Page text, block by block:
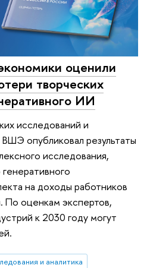
оценили
творческих
ИИ
исследований и
опубликовал результаты
исследования,
на доходы работников
По оценкам экспертов,
к 2030 году могут
и аналитика